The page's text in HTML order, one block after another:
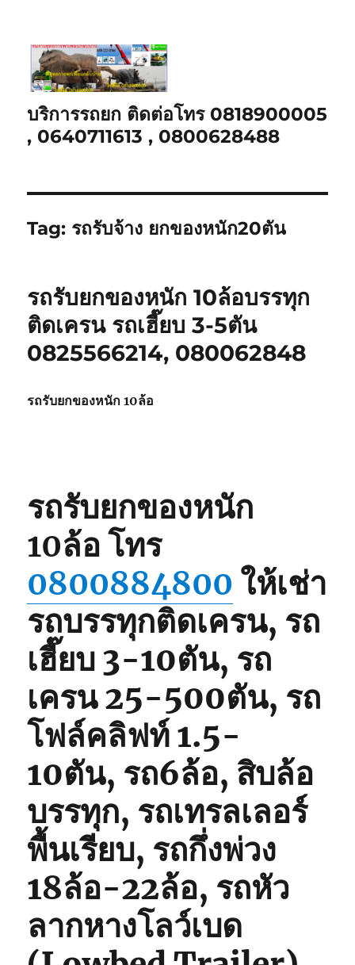
บริการรถยก ติดต่อโทร 0818900005
, 0640711613 , 0800628488
Tag: รถรับจ้าง ยกของหนัก20ตัน
รถรับยกของหนัก 10ล้อบรรทุก
ติดเครน รถเฮี๊ยบ 3-5ตัน
0825566214, 080062848
รถรับยกของหนัก 10ล้อ
รถรับยกของหนัก
10ล้อ โทร
0800884800 ให้เช่า
รถบรรทุกติดเครน, รถ
เฮี๊ยบ 3-10ตัน, รถ
เครน 25-500ตัน, รถ
โฟล์คลิฟท์ 1.5-
10ตัน, รถ6ล้อ, สิบล้อ
บรรทุก, รถเทรลเลอร์
พื้นเรียบ, รถกึ่งพ่วง
18ล้อ-22ล้อ, รถหัว
ลากหางโลว์เบด